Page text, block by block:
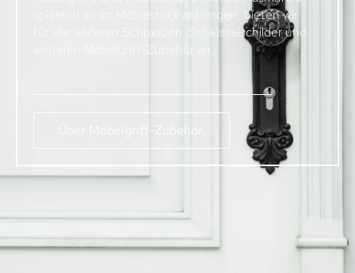
spielend an ihr Möbelstück anbringen, bieten wir
für alle anderen Schrauben, Schlüsselschilder und
weiteren Möbelgriff-Zubehör an.
Über Möbelgriff-Zubehör.